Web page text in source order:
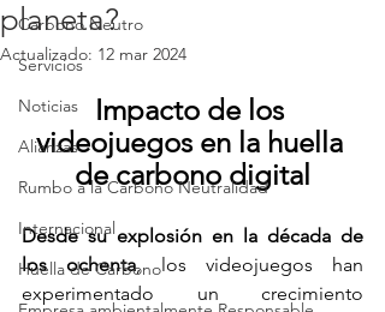
Carbono Neutro
Servicios
Noticias
Alianzas
Rumbo a la Carbono Neutralidad
Internacional
Huella de Carbono
planeta?
Actualizado: 12 mar 2024
Impacto de los
videojuegos en la huella
de carbono digital
Desde su explosión en la década de
los ochenta, los videojuegos han
experimentado un crecimiento